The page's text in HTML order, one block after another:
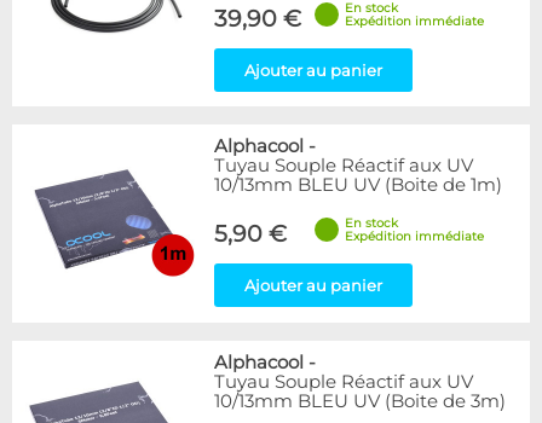
39,90 €
En stock
Expédition immédiate
Ajouter au panier
Alphacool -
Tuyau Souple Réactif aux UV
10/13mm BLEU UV (Boite de 1m)
5,90 €
En stock
Expédition immédiate
Ajouter au panier
Alphacool -
Tuyau Souple Réactif aux UV
10/13mm BLEU UV (Boite de 3m)